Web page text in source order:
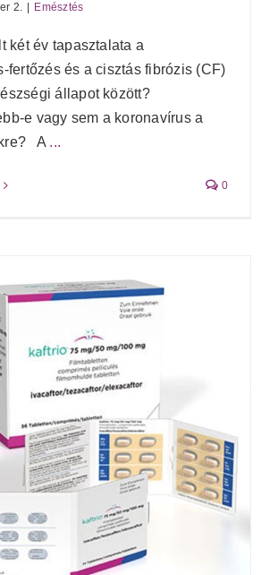
2. Emésztés
két év tapasztalata a
fertőzés és a cisztás fibrózis (CF)
állapot között?
e vagy sem a koronavírus a
A ...
0